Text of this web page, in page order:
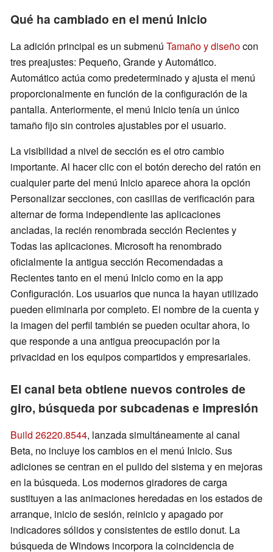
Qué ha cambiado en el menú Inicio
La adición principal es un submenú Tamaño y diseñocon
tres preajustes: Pequeño, Grande y Automático.
Automático actúa como predeterminado y ajusta el menú
proporcionalmente en función de la configuración de la
pantalla. Anteriormente, el menú Inicio tenía un único
tamaño fijo sin controles ajustables por el usuario.
La visibilidad a nivel de sección es el otro cambio
importante. Al hacer clic con el botón derecho del ratón en
cualquier parte del menú Inicio aparece ahora la opción
Personalizar secciones, con casillas de verificación para
alternar de forma independiente las aplicaciones
ancladas, la recién renombrada sección Recientes y
Todas las aplicaciones. Microsoft ha renombrado
oficialmente la antigua sección Recomendadas a
Recientes tanto en el menú Inicio como en la app
Configuración. Los usuarios que nunca la hayan utilizado
pueden eliminarla por completo. El nombre de la cuenta y
la imagen del perfil también se pueden ocultar ahora, lo
que responde a una antigua preocupación por la
privacidad en los equipos compartidos y empresariales.
El canal beta obtiene nuevos controles de
giro, búsqueda por subcadenas e impresión
Build 26220.8544, lanzada simultáneamente al canal
Beta, no incluye los cambios en el menú Inicio. Sus
adiciones se centran en el pulido del sistema y en mejoras
en la búsqueda. Los modernos giradores de carga
sustituyen a las animaciones heredadas en los estados de
arranque, inicio de sesión, reinicio y apagado por
indicadores sólidos y consistentes de estilo donut. La
búsqueda de Windows incorpora la coincidencia de